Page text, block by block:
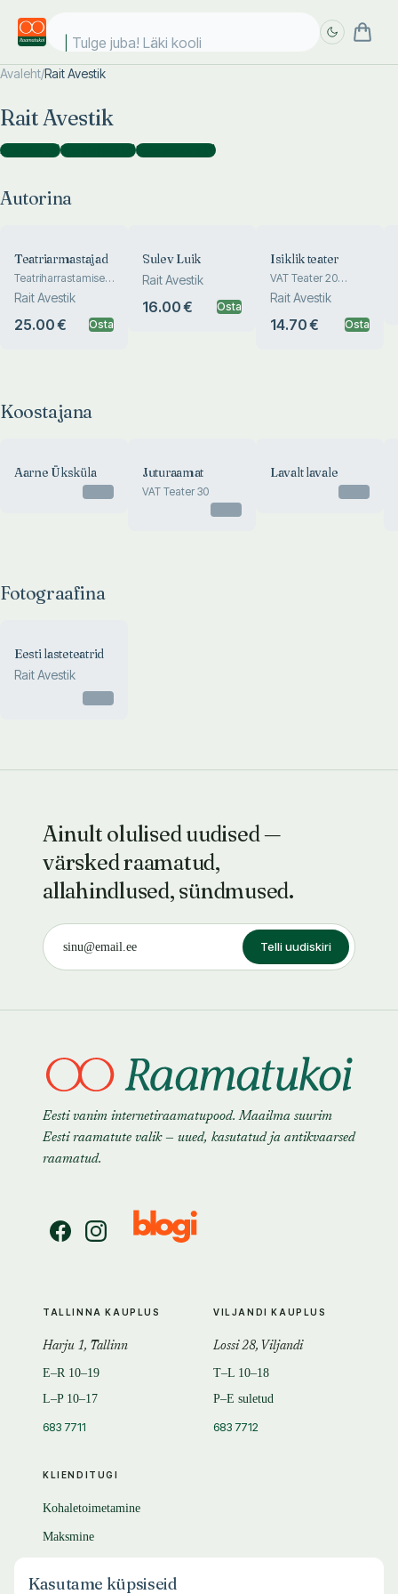
Tulge juba! Läki kooli!
Avaleht/Rait Avestik
Rait Avestik
Autorina )Koostajana )Fotograafina )
Autorina
Teatriarmastajad
Teatriharrastamisest
Eestis
Rait Avestik
25.00 € Osta
Sulev Luik
Rait Avestik
16.00 € Osta
Isiklik teater
VAT Teater 20
aastat
Rait Avestik
14.70 € Osta
Koostajana
Aarne Üksküla Juturaamat
VAT Teater 30
Lavalt lavale
Fotograafina
Eesti lasteteatrid
Rait Avestik
Ainult olulised uudised —
värsked raamatud,
allahindlused, sündmused.
Telli uudiskiri
Eesti vanim internetiraamatupood. Maailma suurim
Eesti raamatute valik — uued, kasutatud ja antikvaarsed
raamatud.
KLIENDITUGI
Kohaletoimetamine
Maksmine
TALLINNA KAUPLUS
Harju 1, Tallinn
E–R 10–19
L–P 10–17
683 7711
VILJANDI KAUPLUS
Lossi 28, Viljandi
T–L 10–18
P–E suletud
683 7712
Kasutame küpsiseid